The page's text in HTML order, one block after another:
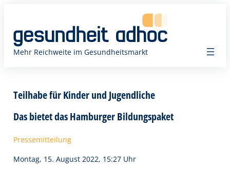
springen
Mehr Reichweite im Gesundheitsmarkt
Teilhabe für Kinder und Jugendliche
Das bietet das Hamburger Bildungspaket
Pressemitteilung
Montag, 15. August 2022, 15:27 Uhr